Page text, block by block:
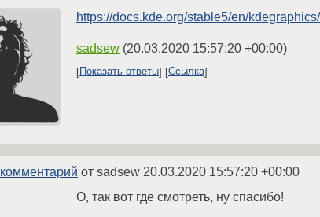
https://docs.kde.org/stable5/en/
sadsew (20.03.2020 15:57:20 +00:00)
Показать ответы Ссылка
комментарий от sadsew 20.03.2020 15:57:20 +00:00
О, так вот где смотреть, ну спасибо!